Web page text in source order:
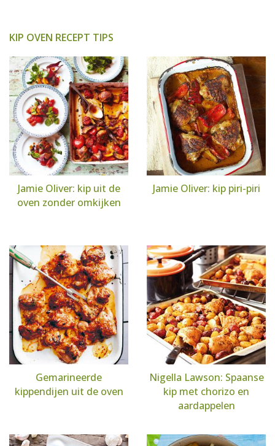
KIP OVEN RECEPT TIPS
Jamie Oliver: kip uit de
oven zonder omkijken
Jamie Oliver: kip piri-piri
Gemarineerde
kippendijen uit de oven
Nigella Lawson: Spaanse
kip met chorizo en
aardappelen